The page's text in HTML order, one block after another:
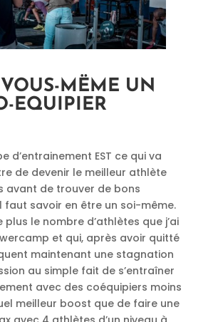
MËME UN
EQUIPIER
d’entrainement EST ce qui va
de devenir le meilleur athlète
avant de trouver de bons
faut savoir en être un soi-même.
le nombre d’athlètes que j’ai
et qui, après avoir quitté
maintenant une stagnation
au simple fait de s’entraîner
avec des coéquipiers moins
meilleur boost que de faire une